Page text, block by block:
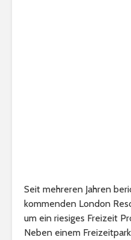
Seit mehreren Jahren
kommenden London
um ein riesiges Freizeit
Neben einem